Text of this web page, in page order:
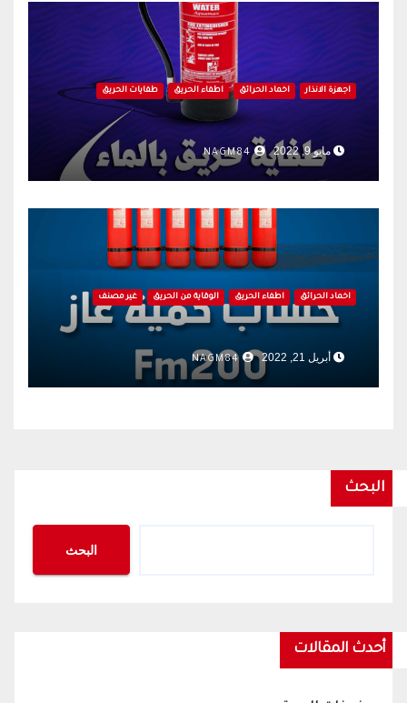
اجهزة الانذار اخماد الحرائق اطفاء الحريق طفايات الحريق
مايو 9, 2022 NAGM84
اخماد الحرائق اطفاء الحريق الوقاية من الحريق غير مصنف
أبريل 21, 2022
البحث
البحث
أحدث المقالات